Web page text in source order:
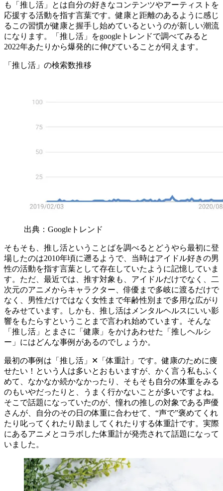
も「推し活」とは自分の好きなコンテンツやアーティストを
応援する活動を指す言葉です。健康と距離のあるように感じ
るこの習慣が健康と握手し始めているというのが新しい潮流
になります。「推し活」をgoogleトレンドで調べてみると
2022年あたりから爆発的に伸びていることが伺えます。
「推し活」の検索数推移
出典：Googleトレンド
そもそも、推し活ということばを調べるとどうやら最初に登
場したのは2010年頃に遡るようで、当時はアイドル好きの男
性の活動を指す言葉として存在していたように記憶していま
す。ただ、最近では、推す対象も、アイドルだけでなく、二
次元のアニメからキャラクター、俳優まで多岐に渡るだけで
なく、男性だけではなく女性まで年齢性別まで多用な広がり
をみせています。しかも、推し活はメンタルヘルスにいい影
響をもたらすということまで言われ始めています。そんな
「推し活」とまさに「健康」をかけあわせた「推しヘルシ
ー」にはどんな事例があるのでしょうか。
最初の事例は「推し活」✕「体重計」です。健康のために痩
せたい！という人は多いとおもいますが、かく言う私もふく
めて、なかなか続かなかったり、そもそも自分の体重をみる
のもいやだったりと、うまく行かないことが多いですよね。
そこで話題になっていたのが、憧れの推しの対象である声優
さんが、自分のその日の体重に合わせて、“声で”褒めてくれ
たり叱ってくれたり励ましてくれたりする体重計です。実際
にあるアニメとコラボした体重計が発売されて話題になって
いました。